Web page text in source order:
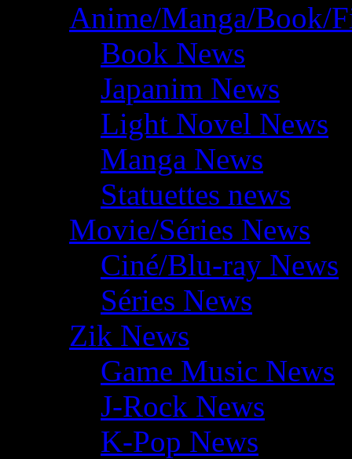
Anime/Manga/Book/
Book News
Japanim News
Light Novel News
Manga News
Statuettes news
Movie/Séries News
Ciné/Blu-ray News
Séries News
Zik News
Game Music News
J-Rock News
K-Pop News